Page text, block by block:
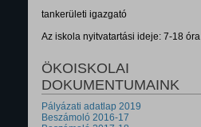
tankerületi igazgató
Az iskola nyitvatartási ideje: 7-18 óra
ÖKOISKOLAI
DOKUMENTUMAINK
Pályázati adatlap 2019
Beszámoló 2016-17